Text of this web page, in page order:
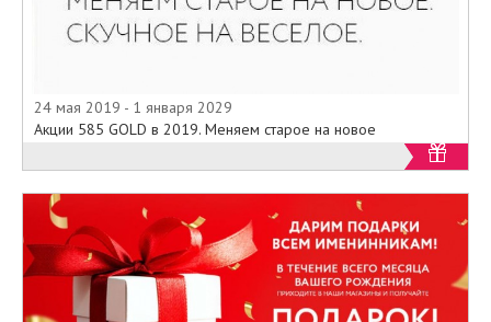
24 мая 2019 - 1 января 2029
Акции 585 GOLD в 2019. Меняем старое на новое